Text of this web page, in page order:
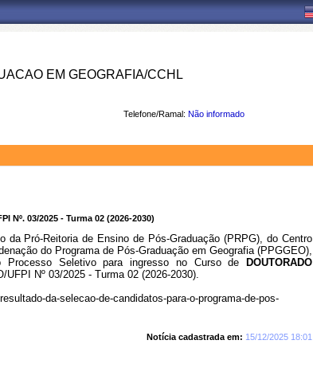
EM GEOGRAFIA/CCHL
Telefone/Ramal: Não informado
Nº. 03/2025 - Turma 02 (2026-2030)
da Pró-Reitoria de Ensino de Pós-Graduação (PRPG), do Centro
do Programa de Pós-Graduação em Geografia (PPGGEO),
Processo Seletivo para ingresso no Curso de
DOUTORADO
UFPI Nº 03/2025 - Turma 02 (2026-2030).
da-selecao-de-candidatos-para-o-programa-de-pos-
Notícia cadastrada em: 15/12/2025 18:01